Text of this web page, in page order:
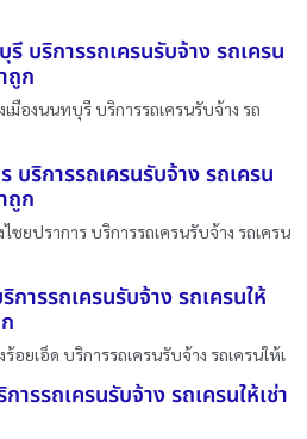
บริการรถเครนรับจ้าง รถเครน
ถูก
มืองนนทบุรี บริการรถเครนรับจ้าง รถ
บริการรถเครนรับจ้าง รถเครน
ถูก
ชยปราการ บริการรถเครนรับจ้าง รถเครน
ารรถเครนรับจ้าง รถเครนให้
อยเอ็ด บริการรถเครนรับจ้าง รถเครนให้เ
รรถเครนรับจ้าง รถเครนให้เช่า